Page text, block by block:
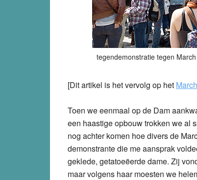
tegendemonstratie tegen
[Dit artikel is het vervolg op het
Toen we eenmaal op de Dam
een haastige opbouw trokken we al
nog achter komen hoe divers de
demonstrante die me aansprak
geklede, getatoeëerde dame. Zij
maar volgens haar moesten we